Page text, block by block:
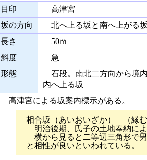
目印
高津宮
坂の方向
北へ上る坂と南へ上がる
長さ
50ｍ
斜度
急
形態
石段。南北二方向から境
内へ上る坂
高津宮による坂案内標示がある。
相合坂（あいおいざか） （縁
明治後期、氏子の土地奉納に
横から見ると二等辺三角形で
と相性が良いといわれている。